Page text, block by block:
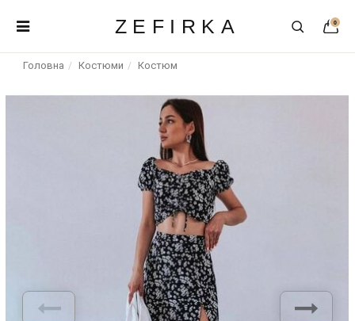
ZEFIRKA 0
Головна Костюми Костюм